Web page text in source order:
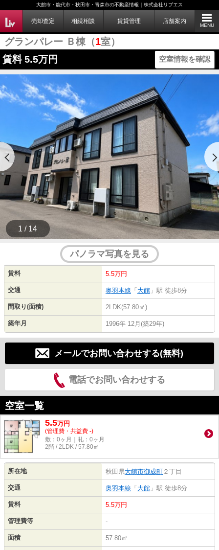
大館市・能代市・秋田市・青森市の不動産情報｜株式会社リブエス
売却査定 相続相談 賃貸管理 店舗案内
MENU
グランパレー Ｂ棟（1室）
賃料 5.5万円 空室情報を確認
1 / 14
パノラマ写真を見る
賃料 5.5万円
交通 奥羽本線 「 大館 」駅 徒歩8分
間取り(面積) 2LDK(57.80㎡)
築年月 1996年 12月(築29年)
メールでお問い合わせする(無料)
電話でお問い合わせする
空室一覧
5.5万円
(管理費・共益費 -)
敷：0ヶ月｜礼：0ヶ月
2階 / 2LDK / 57.80㎡
所在地 秋田県大館市御成町 ２丁目
交通 奥羽本線 「 大館 」駅 徒歩8分
賃料 5.5万円
管理費等 -
面積 57.80㎡